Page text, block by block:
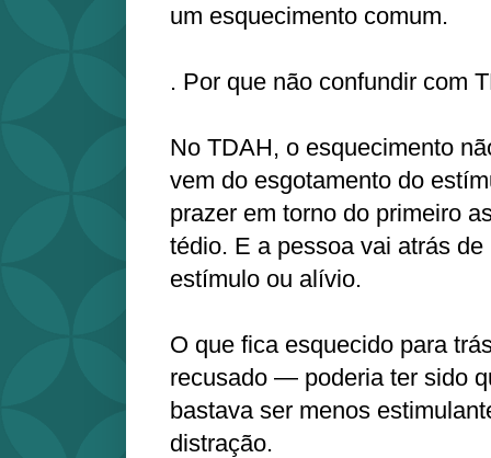
um esquecimento comum.
. Por que não confundir com
No TDAH, o esquecimento
vem do esgotamento do
prazer em torno do primeiro
tédio. E a pessoa vai atrás
estímulo ou alívio.
O que fica esquecido para
recusado — poderia ter sido
bastava ser menos
distração.